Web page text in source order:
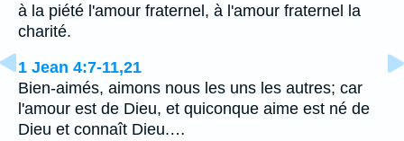
à la piété l'amour fraternel, à l'amour fraternel la
charité.
1 Jean 4:7-11,21
Bien-aimés, aimons nous les uns les autres; car
l'amour est de Dieu, et quiconque aime est né de
Dieu et connaît Dieu.…